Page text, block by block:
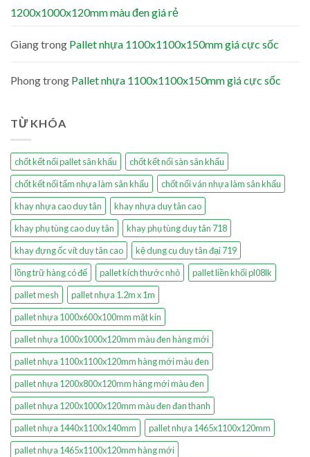
1200x1000x120mm màu đen giá rẻ
Giangtrong Pallet nhựa 1100x1100x150mm giá cực sốc
Phongtrong Pallet nhựa 1100x1100x150mm giá cực sốc
TỪ KHÓA
chốt kết nối pallet sân khấu
chốt kết nối sàn sân khấu
chốt kết nối tấm nhựa làm sân khấu
chốt nối ván nhựa làm sân khấu
khay nhựa cao duy tân
khay nhựa duy tân cao
khay phụ tùng cao duy tân
khay phụ tùng duy tân 718
khay đựng ốc vít duy tân cao
kệ dụng cụ duy tân đại 719
lồng trữ hàng có đế
pallet kích thước nhỏ
pallet liền khối pl08lk
pallet mesh
pallet nhựa 1.2m x 1m
pallet nhựa 1000x600x100mm mặt kín
pallet nhựa 1000x1000x120mm màu đen hàng mới
pallet nhựa 1100x1100x120mm hàng mới màu đen
pallet nhựa 1200x800x120mm hàng mới màu đen
pallet nhựa 1200x1000x120mm màu đen đan thanh
pallet nhựa 1440x1100x140mm
pallet nhựa 1465x1100x120mm
pallet nhựa 1465x1100x120mm hàng mới